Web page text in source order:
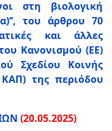
στη βιολογική
του άρθρου 70
και άλλες
Κανονισμού (ΕΕ)
Σχεδίου Κοινής
ΚΑΠ) της περιόδου
(20.05.2025)